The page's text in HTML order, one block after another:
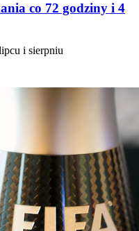
co 72 godziny i 4
i sierpniu